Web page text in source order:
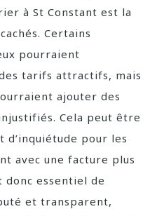
à St Constant est la
Certains
pourraient
tarifs attractifs, mais
ajouter des
Cela peut être
pour les
avec une facture plus
donc essentiel de
et transparent,